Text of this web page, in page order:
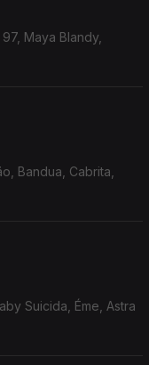
Maya Blandy,
Bandua, Cabrita,
Suicida, Éme, Astra